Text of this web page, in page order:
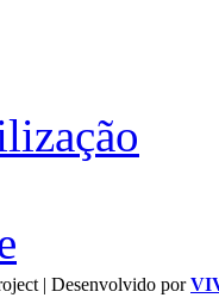
| Desenvolvido por